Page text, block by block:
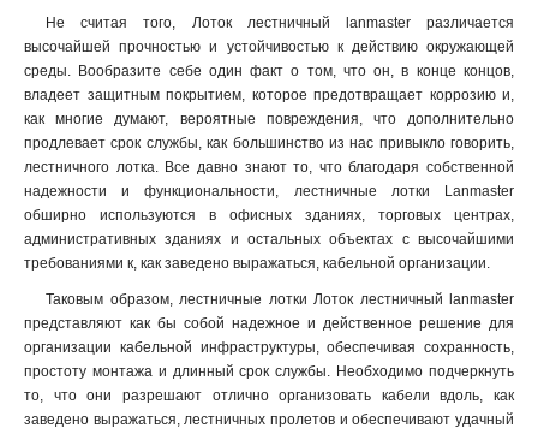
Не считая того, Лоток лестничный lanmaster различается
высочайшей прочностью и устойчивостью к действию окружающей
среды. Вообразите себе один факт о том, что он, в конце концов,
владеет защитным покрытием, которое предотвращает коррозию и,
как многие думают, вероятные повреждения, что дополнительно
продлевает срок службы, как большинство из нас привыкло говорить,
лестничного лотка. Все давно знают то, что благодаря собственной
надежности и функциональности, лестничные лотки Lanmaster
обширно используются в офисных зданиях, торговых центрах,
административных зданиях и остальных объектах с высочайшими
требованиями к, как заведено выражаться, кабельной организации.
Таковым образом, лестничные лотки Лоток лестничный lanmaster
представляют как бы собой надежное и действенное решение для
организации кабельной инфраструктуры, обеспечивая сохранность,
простоту монтажа и длинный срок службы. Необходимо подчеркнуть
то, что они разрешают отлично организовать кабели вдоль, как
заведено выражаться, лестничных пролетов и обеспечивают удачный